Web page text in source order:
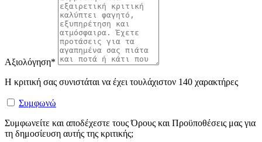
Αξιολόγηση*
Η κριτική σας συνιστάται να έχει τουλάχιστον 140 χαρακτήρες
Συμφωνώ
Συμφωνείτε και αποδέχεστε τους Όρους και Προϋποθέσεις μας για
τη δημοσίευση αυτής της κριτικής;